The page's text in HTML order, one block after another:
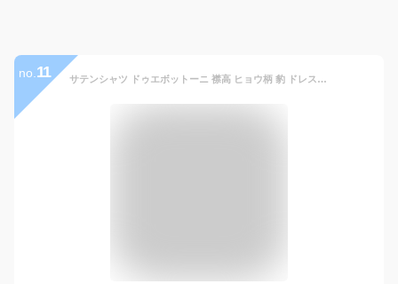
no. 11 サテンシャツ ドゥエボットーニ 襟高 ヒョウ柄 豹 ドレスシャツ レギュラーカラー 日本製 ジャガード パーティー メンズ mens ファッション おしゃれ (ワインレッド赤) 181710